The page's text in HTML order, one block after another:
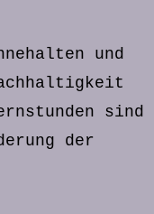
und
sind
der